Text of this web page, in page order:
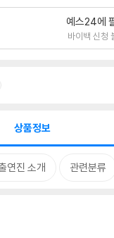
예스24에
바이백 신청
상품정보
연진 소개 관련분류